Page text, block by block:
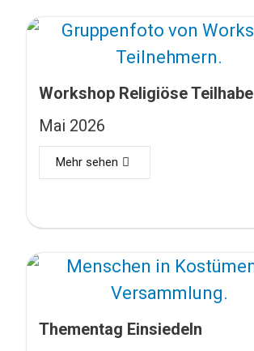
Workshop Religiöse Teilhabe
Mai 2026
Mehr sehen
Thementag Einsiedeln